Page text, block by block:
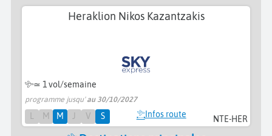
NTE-HER
Heraklion Nikos Kazantzakis
≃ 1 vol/semaine
programme jusqu'au 30/10/2027
L M M J V S Infos route